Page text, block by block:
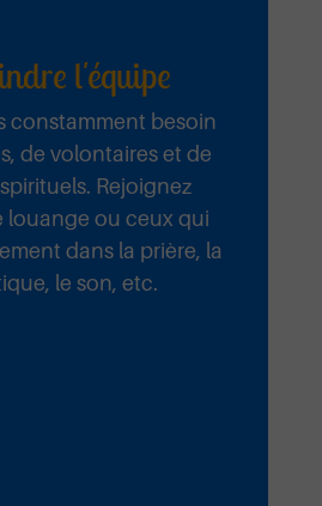
l'équipe
constamment besoin
de volontaires et de
Rejoignez
louange ou ceux qui
dans la prière, la
le son, etc.